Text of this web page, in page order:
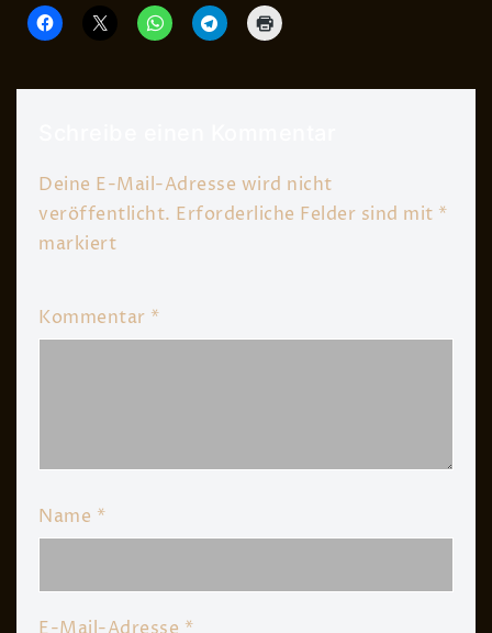
Deine E-Mail-Adresse wird nicht
veröffentlicht. Erforderliche Felder sind mit *
markiert
Kommentar *
Name *